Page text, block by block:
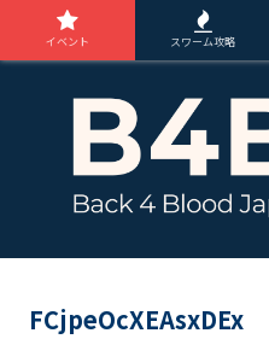
FCjpeOcXEAsxDEx
イベント スワーム攻略